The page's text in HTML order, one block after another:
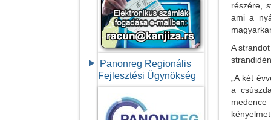
Panonreg Regionális
Fejlesztési Ügynökség
részére,
ami a
A
„A két
a